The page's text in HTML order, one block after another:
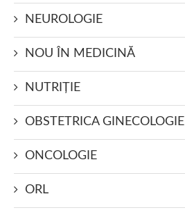
NEUROLOGIE
NOU ÎN MEDICINĂ
NUTRIŢIE
OBSTETRICA GINECOLOGIE
ONCOLOGIE
ORL